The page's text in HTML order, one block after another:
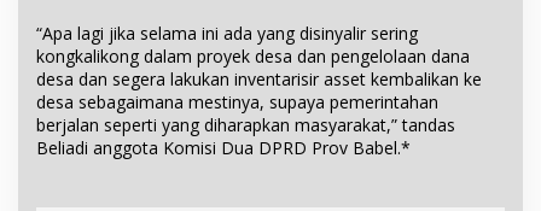
“Apa lagi jika selama ini ada yang disinyalir sering
kongkalikong dalam proyek desa dan pengelolaan dana
desa dan segera lakukan inventarisir asset kembalikan ke
desa sebagaimana mestinya, supaya pemerintahan
berjalan seperti yang diharapkan masyarakat,” tandas
Beliadi anggota Komisi Dua DPRD Prov Babel.*